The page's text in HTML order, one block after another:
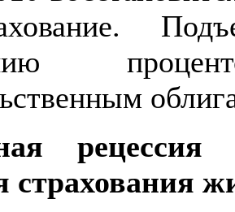
страхования